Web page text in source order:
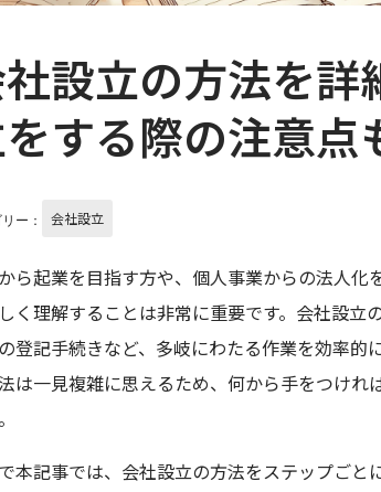
設立の方法を詳
する際の注意点
ー： 会社設立
ら起業を目指す方や、個人事業からの法人
く理解することは非常に重要です。会社設立
登記手続きなど、多岐にわたる作業を効率的
は一見複雑に思えるため、何から手をつけれ
本記事では、会社設立の方法をステップご